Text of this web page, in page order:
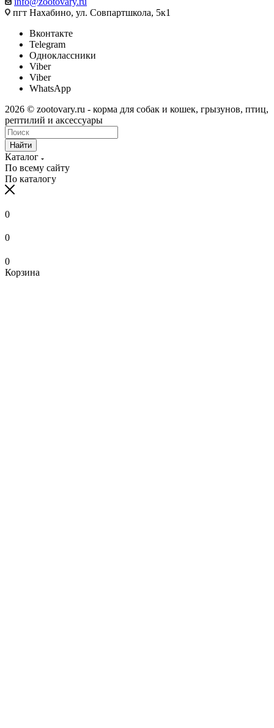
пгт Нахабино, ул. Совпартшкола, 5к1
Вконтакте
Telegram
Одноклассники
Viber
Viber
WhatsApp
2026 © zootovary.ru - корма для собак и кошек, грызунов, птиц,
рептилий и аксессуары
Найти
Каталог
По всему сайту
По каталогу
0
0
0
Корзина